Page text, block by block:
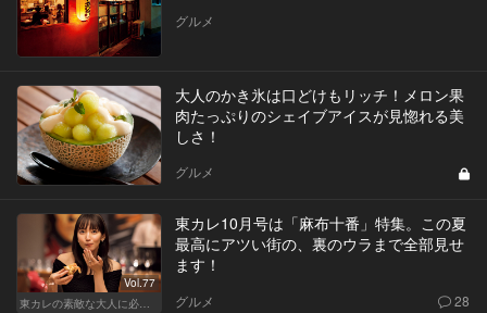
グルメ
大人のかき氷は口どけもリッチ！メロン果
肉たっぷりのシェイブアイスが見惚れる美
しさ！
グルメ
Vol.77
東カレの素敵な大人に必要なこと
東カレ10月号は「麻布十番」特集。この夏
最高にアツい街の、裏のウラまで全部見せ
ます！
グルメ 28